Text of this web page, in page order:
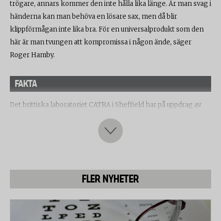
trögare, annars kommer den inte hålla lika länge. Är man svag i
händerna kan man behöva en lösare sax, men då blir
klippförmågan inte lika bra. För en universalprodukt som den
här är man tvungen att kompromissa i någon ände, säger
Roger Hamby.
FAKTA
Det brittiska laboratoriet CATRA i Sheffield har på uppdrag av
Testfakta testat åtta olika saxar av universaltyp.
Testet bestod av flera olika delar:
av material. För varje material undersöktes klippförmågan på
nötning och öppnades och stängdes 5000 gånger i en maskin.
Sedan upprepades klipptestet.
FLER NYHETER